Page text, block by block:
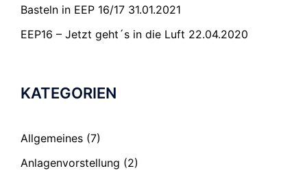
Basteln in EEP 16/17 31.01.2021
EEP16 – Jetzt geht´s in die Luft 22.04.2020
KATEGORIEN
Allgemeines (7)
Anlagenvorstellung (2)